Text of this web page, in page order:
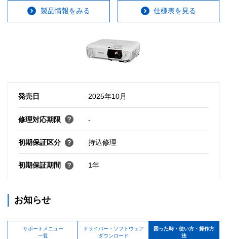
製品情報をみる 仕様表を見る
発売日 2025年10月
修理対応期限 -
初期保証区分 持込修理
初期保証期間 1年
お知らせ
サポートメニュー
一覧
ドライバー・ソフトウェア
ダウンロード
困った時・使い方・操作方
法